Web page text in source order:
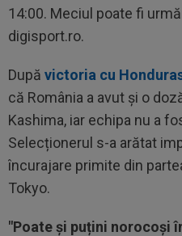
14:00. Meciul poate fi
digisport.ro.
După victoria cu
că România a avut și o
Kashima, iar echipa nu a
Selecționerul s-a arătat
încurajare primite din
Tokyo.
"Poate și puțini norocoși